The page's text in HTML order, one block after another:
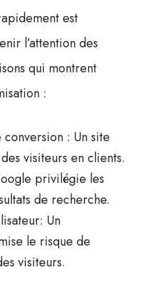
est
l’attention des
qui montrent
:
conversion : Un site
visiteurs en clients.
privilégie les
de recherche.
: Un
le risque de
visiteurs.